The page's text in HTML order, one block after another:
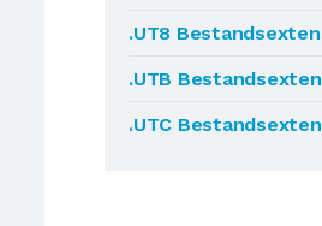
.UT8
.UTB
.UTC